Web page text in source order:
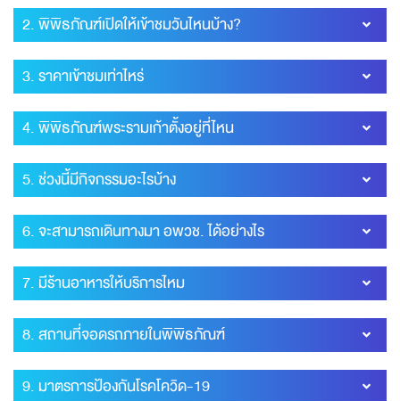
2. พิพิธภัณฑ์เปิดให้เข้าชมวันไหนบ้าง?
3. ราคาเข้าชมเท่าไหร่
4. พิพิธภัณฑ์พระรามเก้าตั้งอยู่ที่ไหน
5. ช่วงนี้มีกิจกรรมอะไรบ้าง
6. จะสามารถเดินทางมา อพวช. ได้อย่างไร
7. มีร้านอาหารให้บริการไหม
8. สถานที่จอดรถภายในพิพิธภัณฑ์
9. มาตรการป้องกันโรคโควิด-19